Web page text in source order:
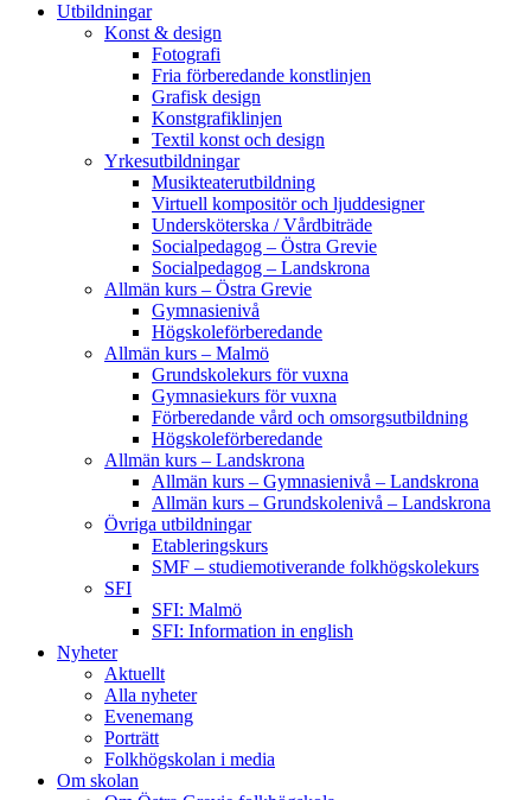
Utbildningar
Konst & design
Fotografi
Fria förberedande konstlinjen
Grafisk design
Konstgrafiklinjen
Textil konst och design
Yrkesutbildningar
Musikteaterutbildning
Virtuell kompositör och ljuddesigner
Undersköterska / Vårdbiträde
Socialpedagog – Östra Grevie
Socialpedagog – Landskrona
Allmän kurs – Östra Grevie
Gymnasienivå
Högskoleförberedande
Allmän kurs – Malmö
Grundskolekurs för vuxna
Gymnasiekurs för vuxna
Förberedande vård och omsorgsutbildning
Högskoleförberedande
Allmän kurs – Landskrona
Allmän kurs – Gymnasienivå – Landskrona
Allmän kurs – Grundskolenivå – Landskrona
Övriga utbildningar
Etableringskurs
SMF – studiemotiverande folkhögskolekurs
SFI
SFI: Malmö
SFI: Information in english
Nyheter
Aktuellt
Alla nyheter
Evenemang
Porträtt
Folkhögskolan i media
Om skolan